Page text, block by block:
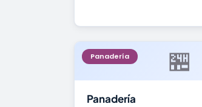
🏪
Panadería
Panadería